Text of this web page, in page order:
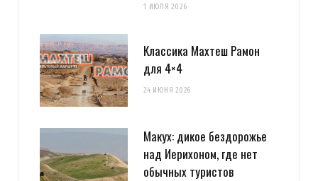
1 ИЮЛЯ 2026
Классика Махтеш Рамон
для 4×4
24 ИЮНЯ 2026
Макух: дикое бездорожье
над Иерихоном, где нет
обычных туристов